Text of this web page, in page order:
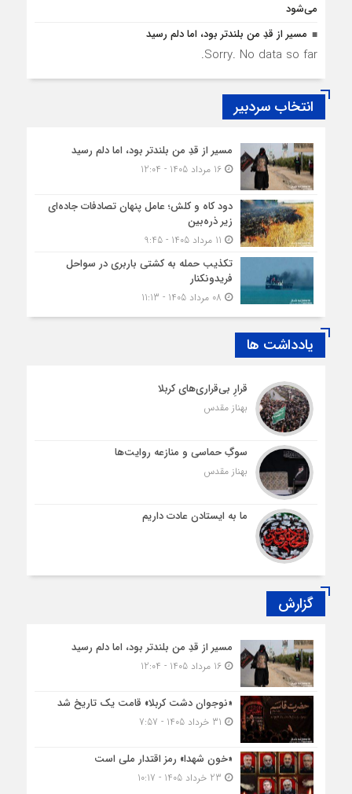
می‌شود
مسیر از قدِ من بلندتر بود، اما دلم رسید
Sorry. No data so far.
انتخاب سردبیر
مسیر از قدِ من بلندتر بود، اما دلم رسید
16 مرداد 1405 - 12:04
دود کاه و کلش؛ عامل پنهان تصادفات جاده‌ای
زیر ذره‌بین
تکذیب حمله به کشتی باربری در سواحل
فریدونکنار
یادداشت ها
قرارِ بی‌قراری‌های کربلا
بهناز مقدس
سوگِ حماسی و منازعه روایت‌ها
بهناز مقدس
ما به ایستادن عادت داریم
گزارش
مسیر از قدِ من بلندتر بود، اما دلم رسید
16 مرداد 1405 - 12:04
«نوجوان دشت کربلا» قامت یک تاریخ شد
«خون شهدا» رمز اقتدار ملی است